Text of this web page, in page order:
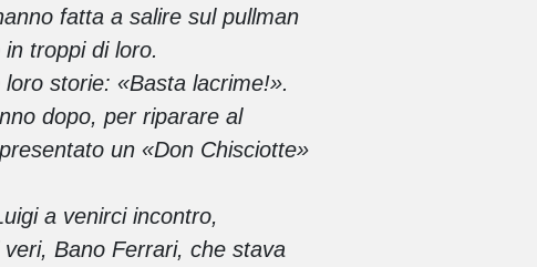
fatta a salire sul pullman
troppi di loro.
storie: «Basta lacrime!».
dopo, per riparare al
un «Don Chisciotte»
a venirci incontro,
Bano Ferrari, che stava